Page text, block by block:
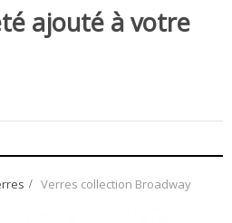
ajouté à votre
> Verres collection Broadway